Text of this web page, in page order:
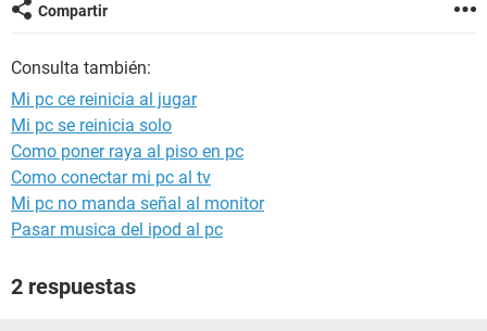
Compartir
Consulta también:
Mi pc ce reinicia al jugar
Mi pc se reinicia solo
Como poner raya al piso en pc
Como conectar mi pc al tv
Mi pc no manda señal al monitor
Pasar musica del ipod al pc
2 respuestas